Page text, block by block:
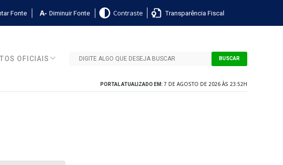
Fonte Diminuir Fonte Contraste Transparência Fiscal
OFICIAIS BUSCAR
PORTAL ATUALIZADO EM: 7 DE AGOSTO DE 2026 ÀS 23:52H